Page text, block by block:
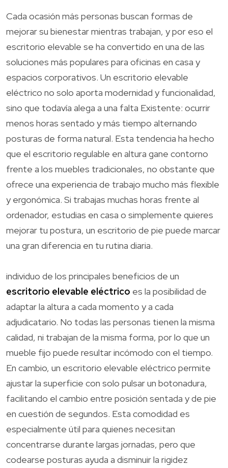
Cada ocasión más personas buscan formas de
mejorar su bienestar mientras trabajan, y por eso el
escritorio elevable se ha convertido en una de las
soluciones más populares para oficinas en casa y
espacios corporativos. Un escritorio elevable
eléctrico no solo aporta modernidad y funcionalidad,
sino que todavía alega a una falta Existente: ocurrir
menos horas sentado y más tiempo alternando
posturas de forma natural. Esta tendencia ha hecho
que el escritorio regulable en altura gane contorno
frente a los muebles tradicionales, no obstante que
ofrece una experiencia de trabajo mucho más flexible
y ergonómica. Si trabajas muchas horas frente al
ordenador, estudias en casa o simplemente quieres
mejorar tu postura, un escritorio de pie puede marcar
una gran diferencia en tu rutina diaria.
individuo de los principales beneficios de un
escritorio elevable eléctrico es la posibilidad de
adaptar la altura a cada momento y a cada
adjudicatario. No todas las personas tienen la misma
calidad, ni trabajan de la misma forma, por lo que un
mueble fijo puede resultar incómodo con el tiempo.
En cambio, un escritorio elevable eléctrico permite
ajustar la superficie con solo pulsar un botonadura,
facilitando el cambio entre posición sentada y de pie
en cuestión de segundos. Esta comodidad es
especialmente útil para quienes necesitan
concentrarse durante largas jornadas, pero que
codearse posturas ayuda a disminuir la rigidez